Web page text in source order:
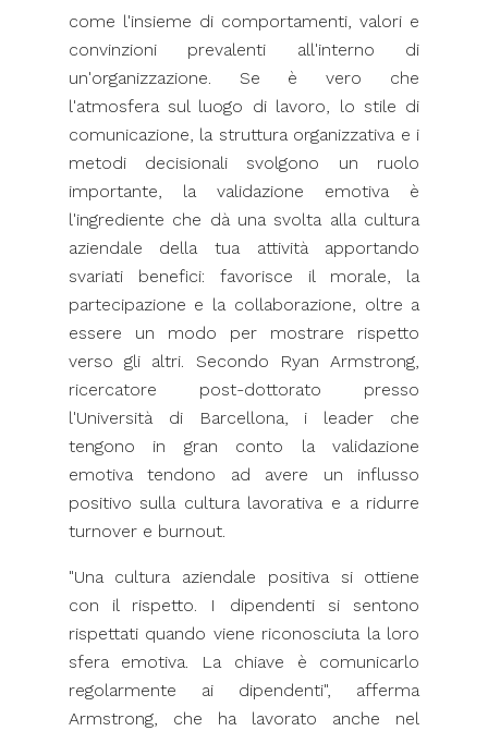
come l'insieme di comportamenti, valori e
convinzioni prevalenti all'interno di
un'organizzazione. Se è vero che
l'atmosfera sul luogo di lavoro, lo stile di
comunicazione, la struttura organizzativa e i
metodi decisionali svolgono un ruolo
importante, la validazione emotiva è
l'ingrediente che dà una svolta alla cultura
aziendale della tua attività apportando
svariati benefici: favorisce il morale, la
partecipazione e la collaborazione, oltre a
essere un modo per mostrare rispetto
verso gli altri. Secondo Ryan Armstrong,
ricercatore post-dottorato presso
l'Università di Barcellona, i leader che
tengono in gran conto la validazione
emotiva tendono ad avere un influsso
positivo sulla cultura lavorativa e a ridurre
turnover e burnout.
"Una cultura aziendale positiva si ottiene
con il rispetto. I dipendenti si sentono
rispettati quando viene riconosciuta la loro
sfera emotiva. La chiave è comunicarlo
regolarmente ai dipendenti", afferma
Armstrong, che ha lavorato anche nel